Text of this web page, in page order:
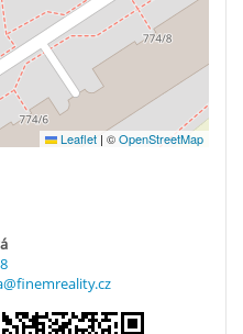
Leaflet | ©OpenStreetMap